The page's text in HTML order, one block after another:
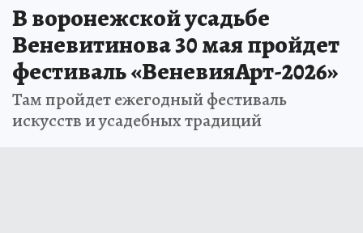
В воронежской усадьбе
Веневитинова 30 мая пройдет
фестиваль «ВеневияАрт-2026»
Там пройдет ежегодный фестиваль
искусств и усадебных традиций